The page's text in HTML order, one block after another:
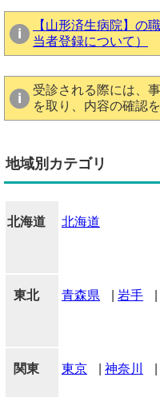
【山形済生病院】の
当者登録について）
受診される際には、
を取り、内容の確認
地域別カテゴリ
北海道 北海道
東北 青森県 岩手
関東 東京 神奈川